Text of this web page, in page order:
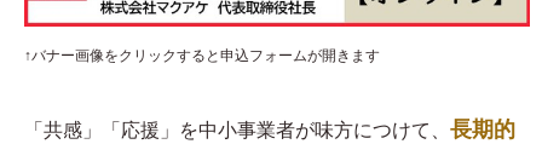
↑バナー画像をクリックすると申込フォームが開きます
「共感」「応援」を中小事業者が味方につけて、 長期的